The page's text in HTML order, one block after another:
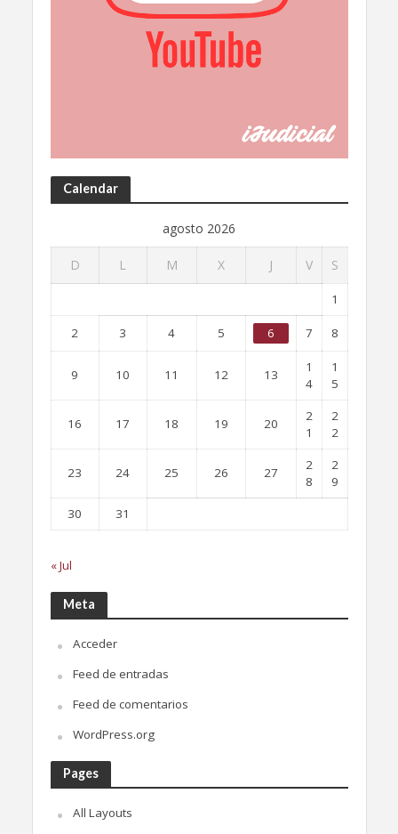
Calendar
agosto 2026
D L M X J V S
1
2 3 4 5 6 7 8
9 10 11 12 13
1
4
1
5
16 17 18 19 20
2
1
2
2
23 24 25 26 27
2
8
2
9
30
31
« Jul
Meta
Acceder
Feed de entradas
Feed de comentarios
WordPress.org
Pages
All Layouts